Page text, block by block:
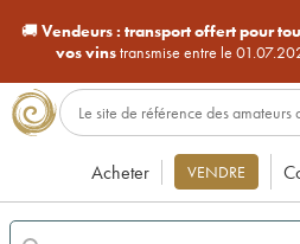
🚚Vendeurs : transport offert pour
vos vinstransmise entre le
Acheter VENDRE